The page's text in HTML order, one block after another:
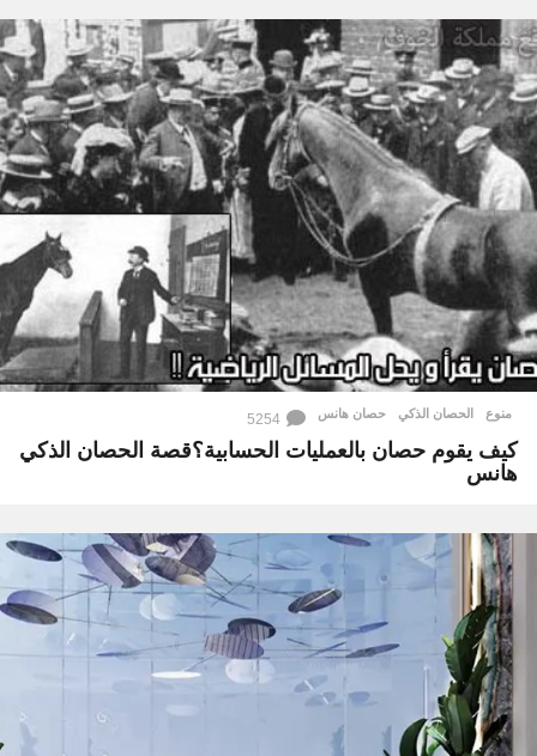
منوع الحصان الذكي ,
حصان هانس 5254
كيف يقوم حصان بالعمليات الحسابية؟قصة الحصان الذكي
هانس